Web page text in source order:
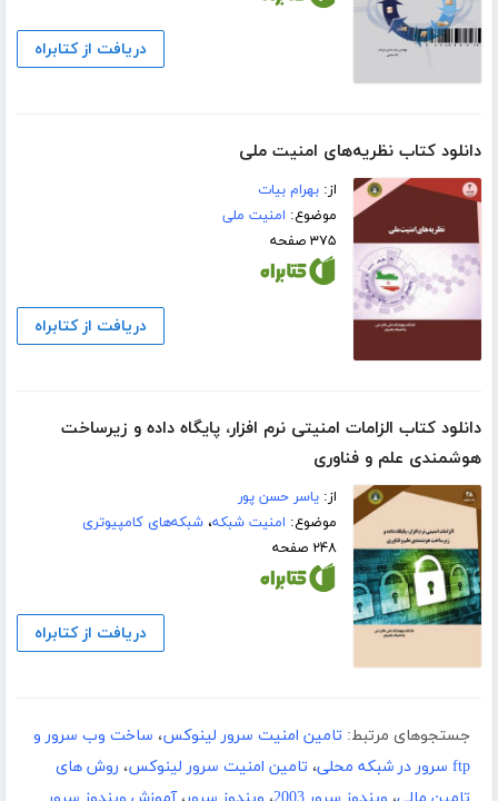
دریافت از کتابراه
دانلود کتاب نظریه‌های امنیت ملی
از:بهرام بیات
موضوع: امنیت ملی
۳۷۵ صفحه
دریافت از کتابراه
دانلود کتاب الزامات امنیتی نرم افزار، پایگاه داده و زیرساخت
هوشمندی علم و فناوری
از:یاسر حسن پور
موضوع: امنیت شبکه،شبکه‌های کامپیوتری
۲۴۸ صفحه
دریافت از کتابراه
جستجوهای مرتبط: تامین امنیت سرور لینوکس، ساخت وب سرور و
ftp سرور در شبکه محلی
، تامین امنیت سرور لینوکس، روش های